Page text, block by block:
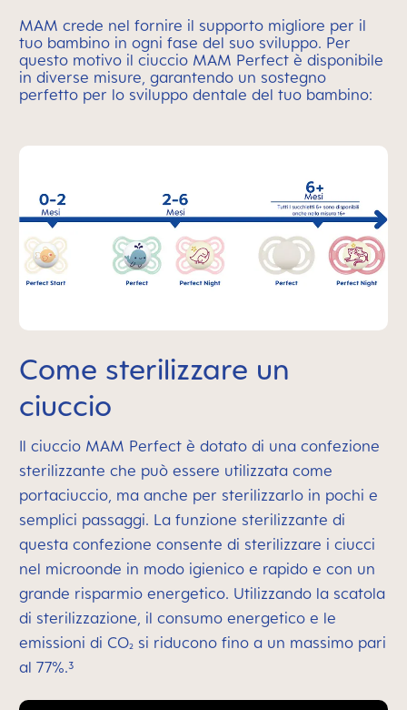
MAM crede nel fornire il supporto migliore per il
tuo bambino in ogni fase del suo sviluppo. Per
questo motivo il ciuccio MAM Perfect è disponibile
in diverse misure, garantendo un sostegno
perfetto per lo sviluppo dentale del tuo bambino:
Come sterilizzare un
ciuccio
Il ciuccio MAM Perfect è dotato di una confezione
sterilizzante che può essere utilizzata come
portaciuccio, ma anche per sterilizzarlo in pochi e
semplici passaggi. La funzione sterilizzante di
questa confezione consente di sterilizzare i ciucci
nel microonde in modo igienico e rapido e con un
grande risparmio energetico. Utilizzando la scatola
di sterilizzazione, il consumo energetico e le
emissioni di CO² si riducono fino a un massimo pari
al 77%.³